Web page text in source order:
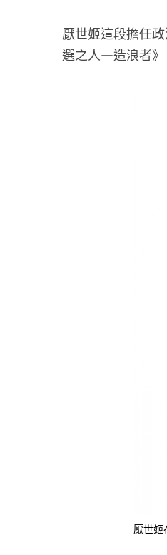
厭世姬這段擔任
選之人—造浪者》
厭世姬